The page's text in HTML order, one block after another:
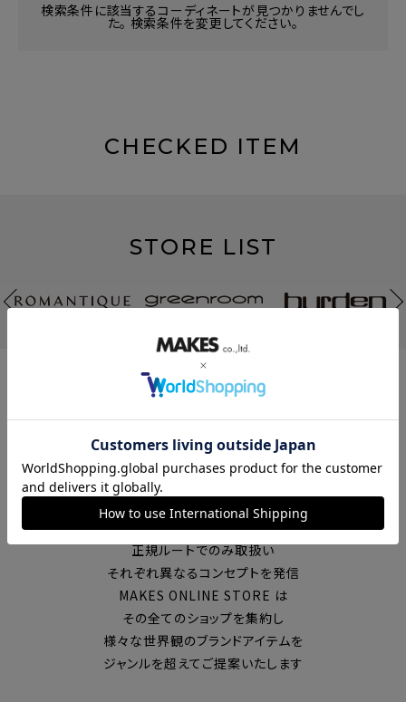
検索条件に該当するコーディネートが見つかりませんでし
た。 検索条件を変更してください。
CHECKED ITEM
STORE LIST
富山の中心エリアで現在7店舗の
セレクトショップを展開
国内外のブランドを
正規ルートでのみ取扱い
それぞれ異なるコンセプトを発信
MAKES ONLINE STORE は
その全てのショップを集約し
様々な世界観のブランドアイテムを
ジャンルを超えてご提案いたします